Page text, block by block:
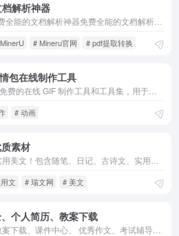
解析神器
# Mineru官网 # pdf提取转换
包在线制作工具
# 动画
素材
文 # 瑞文网 # 美文
个人简历、教案下载